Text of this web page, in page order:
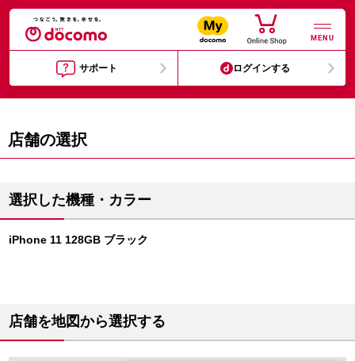
MENU
サポート ログインする
店舗の選択
選択した機種・カラー
iPhone 11 128GB ブラック
店舗を地図から選択する